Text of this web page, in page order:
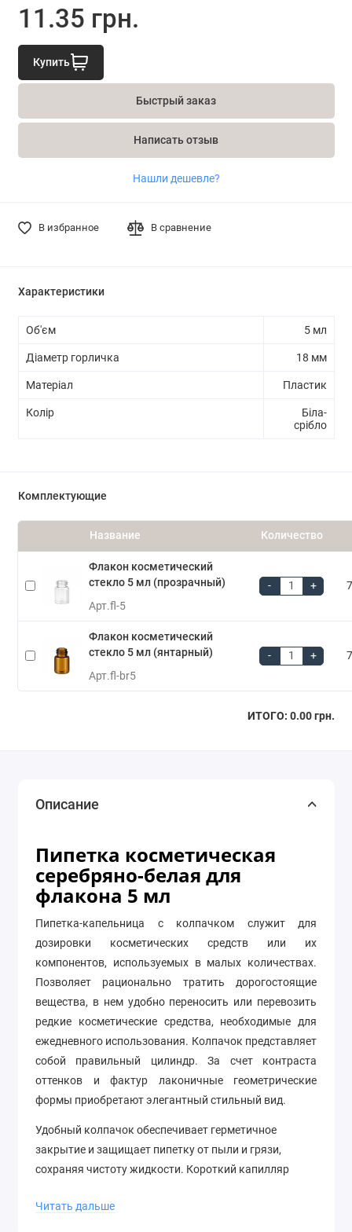
11.35 грн.
Купить
Быстрый заказ
Написать отзыв
Нашли дешевле?
В избранное В сравнение
Характеристики
Об'єм 5 мл
Діаметр горличка 18 мм
Матеріал Пластик
Колір
Біла-
срібло
Комплектующие
Название Количество
Флакон косметический
стекло 5 мл (прозрачный)
Арт.fl-5
- +
Флакон косметический
стекло 5 мл (янтарный)
Арт.fl-br5
- +
ИТОГО: 0.00 грн.
Описание
Пипетка косметическая
серебряно-белая для
флакона 5 мл
Пипетка-капельница с колпачком служит для
дозировки косметических средств или их
компонентов, используемых в малых количествах.
Позволяет рационально тратить дорогостоящие
вещества, в нем удобно переносить или перевозить
редкие косметические средства, необходимые для
ежедневного использования. Колпачок представляет
собой правильный цилиндр. За счет контраста
оттенков и фактур лаконичные геометрические
формы приобретают элегантный стильный вид.
Удобный колпачок обеспечивает герметичное
закрытие и защищает пипетку от пыли и грязи,
сохраняя чистоту жидкости. Короткий капилляр
объемом 5 мл.
Читать дальше